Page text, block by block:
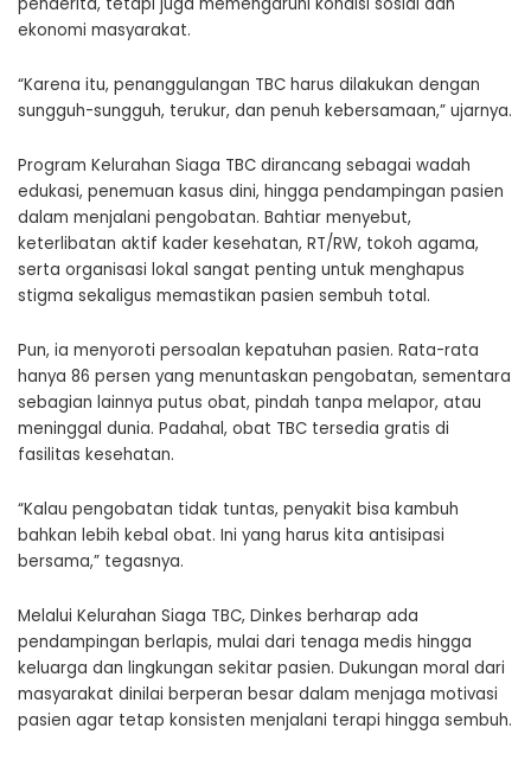
ekonomi masyarakat.
“Karena itu, penanggulangan TBC harus dilakukan dengan
sungguh-sungguh, terukur, dan penuh kebersamaan,” ujarnya.
Program Kelurahan Siaga TBC dirancang sebagai wadah
edukasi, penemuan kasus dini, hingga pendampingan pasien
dalam menjalani pengobatan. Bahtiar menyebut,
keterlibatan aktif kader kesehatan, RT/RW, tokoh agama,
serta organisasi lokal sangat penting untuk menghapus
stigma sekaligus memastikan pasien sembuh total.
Pun, ia menyoroti persoalan kepatuhan pasien. Rata-rata
hanya 86 persen yang menuntaskan pengobatan, sementara
sebagian lainnya putus obat, pindah tanpa melapor, atau
meninggal dunia. Padahal, obat TBC tersedia gratis di
fasilitas kesehatan.
“Kalau pengobatan tidak tuntas, penyakit bisa kambuh
bahkan lebih kebal obat. Ini yang harus kita antisipasi
bersama,” tegasnya.
Melalui Kelurahan Siaga TBC, Dinkes berharap ada
pendampingan berlapis, mulai dari tenaga medis hingga
keluarga dan lingkungan sekitar pasien. Dukungan moral dari
masyarakat dinilai berperan besar dalam menjaga motivasi
pasien agar tetap konsisten menjalani terapi hingga sembuh.